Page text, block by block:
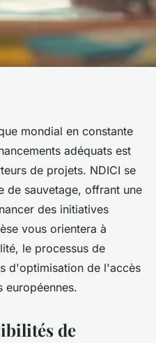
global
lecture
mondial en constante
adéquats est
de projets. NDICI se
de sauvetage, offrant une
des initiatives
vous orientera à
le processus de
d'optimisation de l'accès
européennes.
de